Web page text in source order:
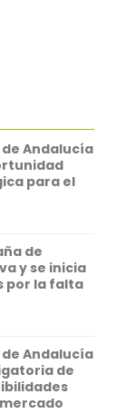
Andalucía
para el
de
y se inicia
por la falta
Andalucía
de